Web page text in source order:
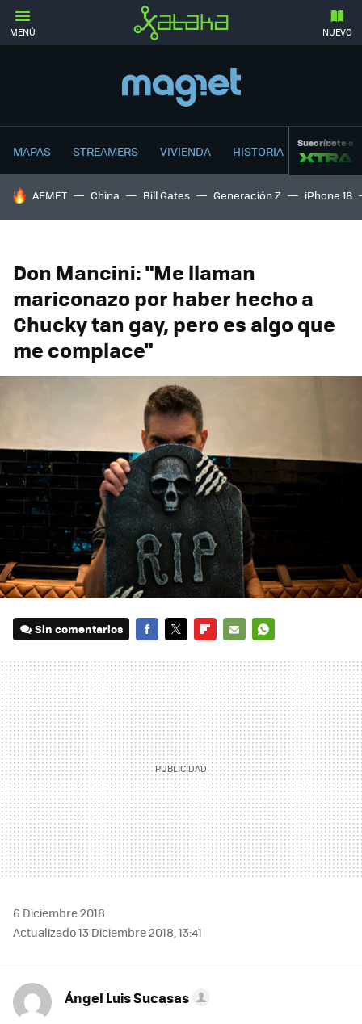
MENÚ NUEVO
MAPAS STREAMERS VIVIENDA HISTORIA Suscríbete a
HOY SE HABLA DE
AEMET China Bill Gates Generación Z iPhone 18
Don Mancini: "Me llaman
mariconazo por haber hecho a
Chucky tan gay, pero es algo que
me complace"
Sin comentarios
MAIL
6 Diciembre 2018
Actualizado 13 Diciembre 2018, 13:41
Ángel Luis Sucasas